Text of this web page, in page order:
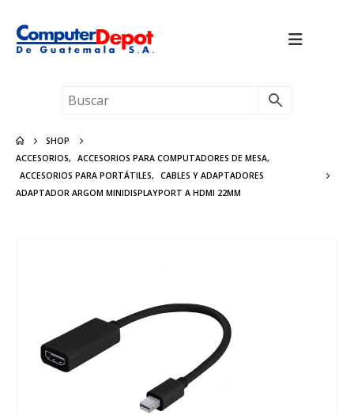
SHOP
ACCESORIOS, ACCESORIOS PARA COMPUTADORES DE MESA,
ACCESORIOS PARA PORTÁTILES,
CABLES Y ADAPTADORES
ADAPTADOR ARGOM MINIDISPLAYPORT A HDMI 22MM